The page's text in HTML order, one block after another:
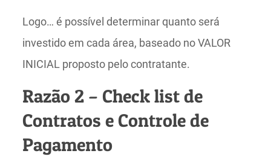
Logo… é possível determinar quanto será
investido em cada área, baseado no VALOR
INICIAL proposto pelo contratante.
Razão 2 – Check list de
Contratos e Controle de
Pagamento